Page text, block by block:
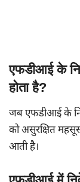
एफडीआई के
होता है?
जब एफडीआई के
को असुरक्षित
आती है।